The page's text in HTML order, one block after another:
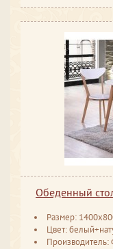
Обеденный
Размер:
Цвет: